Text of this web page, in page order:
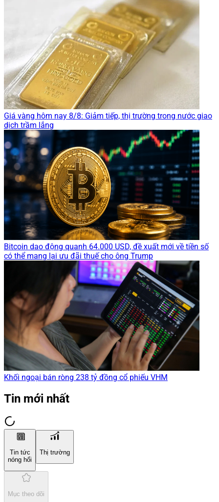
Giá vàng hôm nay 8/8: Giảm tiếp, thị trường trong nước giao
dịch trầm lắng
Bitcoin dao động quanh 64.000 USD, đề xuất mới về tiền số
có thể mang lại ưu đãi thuế cho ông Trump
Khối ngoại bán ròng 238 tỷ đồng cổ phiếu VHM
Tin mới nhất
Tin tức
nóng hổi
Thị trường
Mục theo dõi